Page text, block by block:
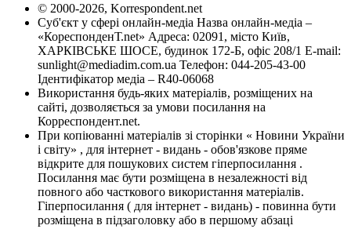
© 2000-2026, Korrespondent.net
Суб'єкт у сфері онлайн-медіа Назва онлайн-медіа –
«КореспонденТ.net» Адреса: 02091, місто Київ,
ХАРКІВСЬКЕ ШОСЕ, будинок 172-Б, офіс 208/1 E-mail:
sunlight@mediadim.com.ua Телефон: 044-205-43-00
Ідентифікатор медіа – R40-06068
Використання будь-яких матеріалів, розміщених на
сайті, дозволяється за умови посилання на
Корреспондент.net.
При копіюванні матеріалів зі сторінки « Новини України
і світу» , для інтернет - видань - обов'язкове пряме
відкрите для пошукових систем гіперпосилання .
Посилання має бути розміщена в незалежності від
повного або часткового використання матеріалів.
Гіперпосилання ( для інтернет - видань) - повинна бути
розміщена в підзаголовку або в першому абзаці